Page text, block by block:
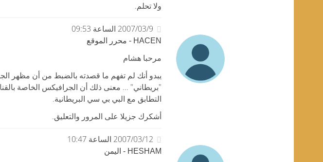
ولا تحلم.
2007/03/9 الساعة 09:53
HACEN - محرر الموقع
مرحبا هشام
يبدو أنك لم تفهم ما قصدته بالضبط من أن مظهر
"بريطاني" ... معنى ذلك أن الجرافيكس الخاصة
التطابق مع البي بي سي البريطانية.
أشكرك جزيلا على المرور والتعليق.
2007/03/12 الساعة 10:47
HESHAM - اليمن